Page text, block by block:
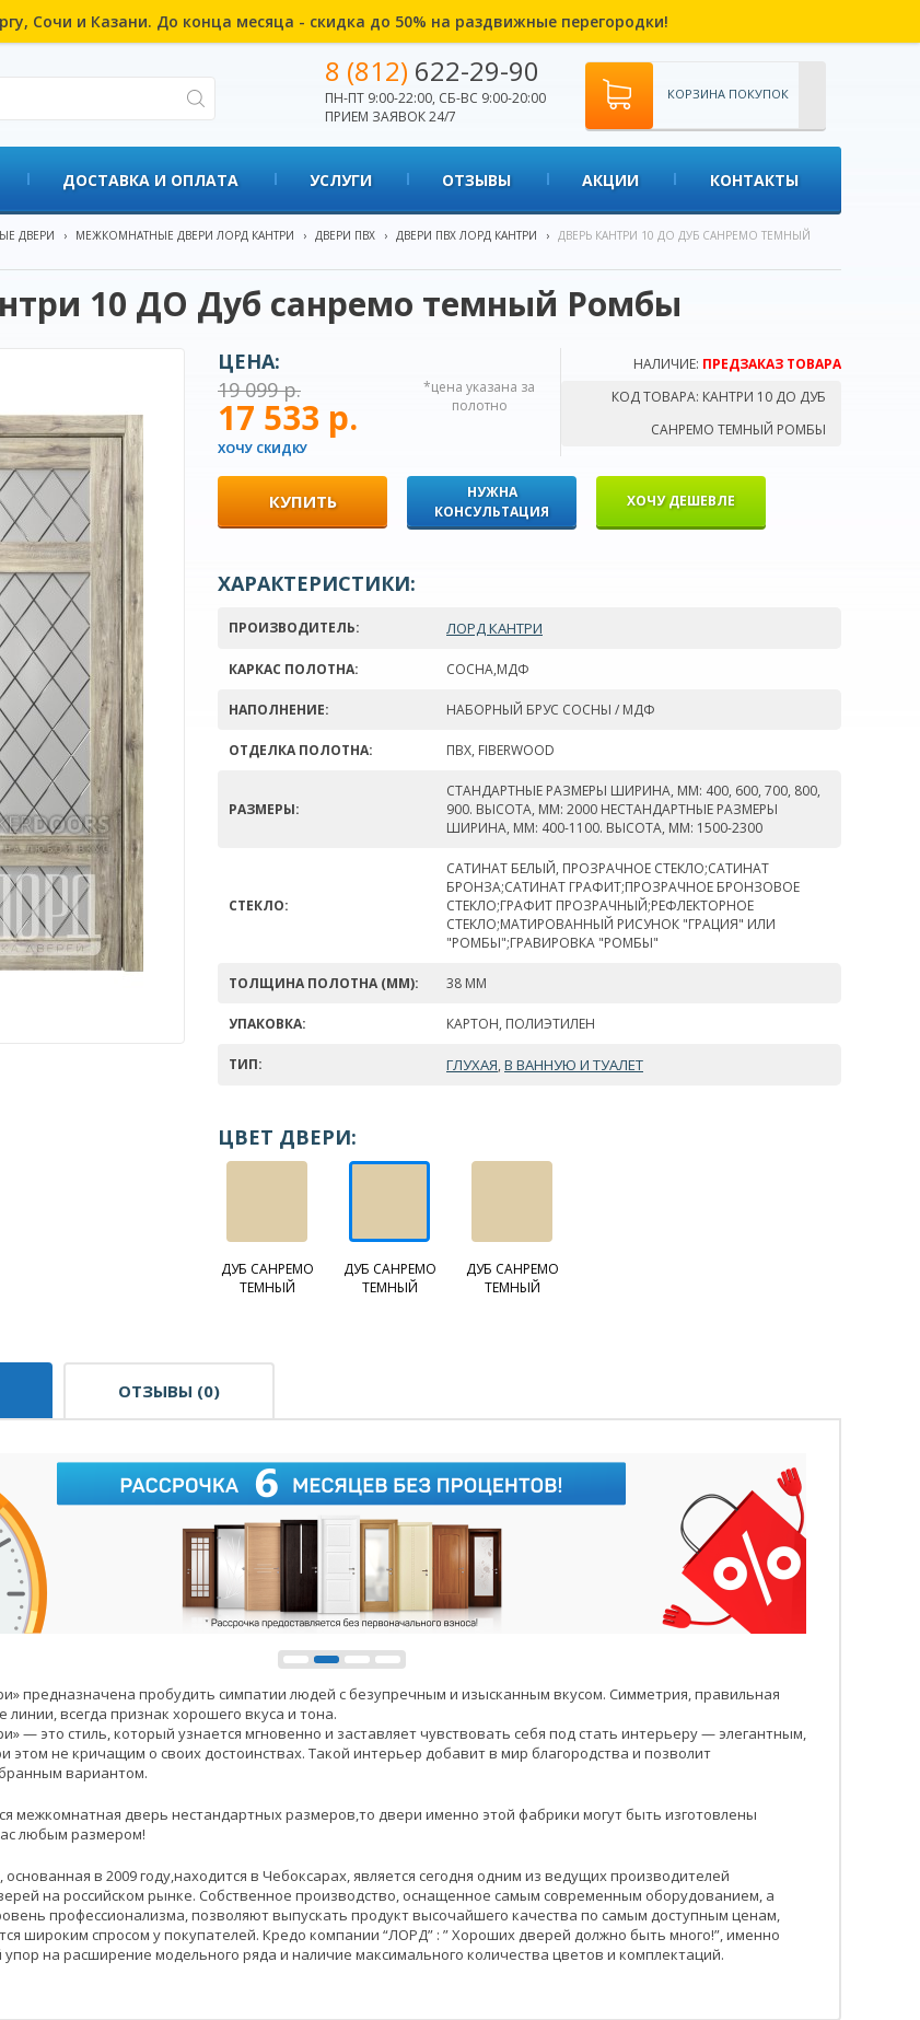
Сочи и Казани. До конца месяца - скидка до 50% на раздвижные перегородки!
8 (812) 622-29-90
ПН-ПТ 9:00-22:00, СБ-ВС 9:00-20:00
ПРИЕМ ЗАЯВОК 24/7
КОРЗИНА ПОКУПОК
ДОСТАВКА И ОПЛАТА УСЛУГИ ОТЗЫВЫ АКЦИИ КОНТАКТЫ
ДВЕРИ › МЕЖКОМНАТНЫЕ ДВЕРИ ЛОРД КАНТРИ › ДВЕРИ ПВХ › ДВЕРИ ПВХ ЛОРД КАНТРИ › ДВЕРЬ КАНТРИ 10 ДО ДУБ САНРЕМО ТЕМНЫЙ
10 ДО Дуб санремо темный Ромбы
НАЛИЧИЕ: ПРЕДЗАКАЗ ТОВАРА
КОД ТОВАРА: КАНТРИ 10 ДО ДУБ
САНРЕМО ТЕМНЫЙ РОМБЫ
ЦЕНА:
19 099 р.
17 533 р.
ХОЧУ СКИДКУ
*цена указана за
полотно
КУПИТЬ
НУЖНА
КОНСУЛЬТАЦИЯ
ХОЧУ ДЕШЕВЛЕ
ХАРАКТЕРИСТИКИ:
ПРОИЗВОДИТЕЛЬ: ЛОРД КАНТРИ
КАРКАС ПОЛОТНА: СОСНА,МДФ
НАПОЛНЕНИЕ: НАБОРНЫЙ БРУС СОСНЫ / МДФ
ОТДЕЛКА ПОЛОТНА: ПВХ, FIBERWOOD
РАЗМЕРЫ:
СТАНДАРТНЫЕ РАЗМЕРЫ ШИРИНА, ММ: 400, 600, 700, 800,
900. ВЫСОТА, ММ: 2000 НЕСТАНДАРТНЫЕ РАЗМЕРЫ
ШИРИНА, ММ: 400-1100. ВЫСОТА, ММ: 1500-2300
СТЕКЛО:
САТИНАТ БЕЛЫЙ, ПРОЗРАЧНОЕ СТЕКЛО;САТИНАТ
БРОНЗА;САТИНАТ ГРАФИТ;ПРОЗРАЧНОЕ БРОНЗОВОЕ
СТЕКЛО;ГРАФИТ ПРОЗРАЧНЫЙ;РЕФЛЕКТОРНОЕ
СТЕКЛО;МАТИРОВАННЫЙ РИСУНОК "ГРАЦИЯ" ИЛИ
"РОМБЫ";ГРАВИРОВКА "РОМБЫ"
ТОЛЩИНА ПОЛОТНА (ММ): 38 ММ
УПАКОВКА: КАРТОН, ПОЛИЭТИЛЕН
ТИП: ГЛУХАЯ, В ВАННУЮ И ТУАЛЕТ
ЦВЕТ ДВЕРИ:
ДУБ САНРЕМО
ТЕМНЫЙ
ДУБ САНРЕМО
ТЕМНЫЙ
ДУБ САНРЕМО
ТЕМНЫЙ
ОТЗЫВЫ (0)
предназначена пробудить симпатии людей с безупречным и изысканным вкусом. Симметрия, правильная
линии, всегда признак хорошего вкуса и тона.
— это стиль, который узнается мгновенно и заставляет чувствовать себя под стать интерьеру — элегантным,
этом не кричащим о своих достоинствах. Такой интерьер добавит в мир благородства и позволит
вариантом.
межкомнатная дверь нестандартных размеров,то двери именно этой фабрики могут быть изготовлены
любым размером!
в 2009 году,находится в Чебоксарах, является сегодня одним из ведущих производителей
на российском рынке. Собственное производство, оснащенное самым современным оборудованием, а
профессионализма, позволяют выпускать продукт высочайшего качества по самым доступным ценам,
широким спросом у покупателей. Кредо компании “ЛОРД” : ” Хороших дверей должно быть много!”, именно
на расширение модельного ряда и наличие максимального количества цветов и комплектаций.